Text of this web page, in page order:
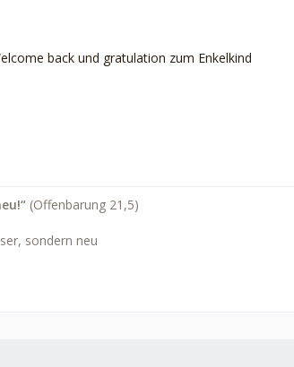
back und gratulation zum Enkelkind
(Offenbarung 21,5)
sondern neu